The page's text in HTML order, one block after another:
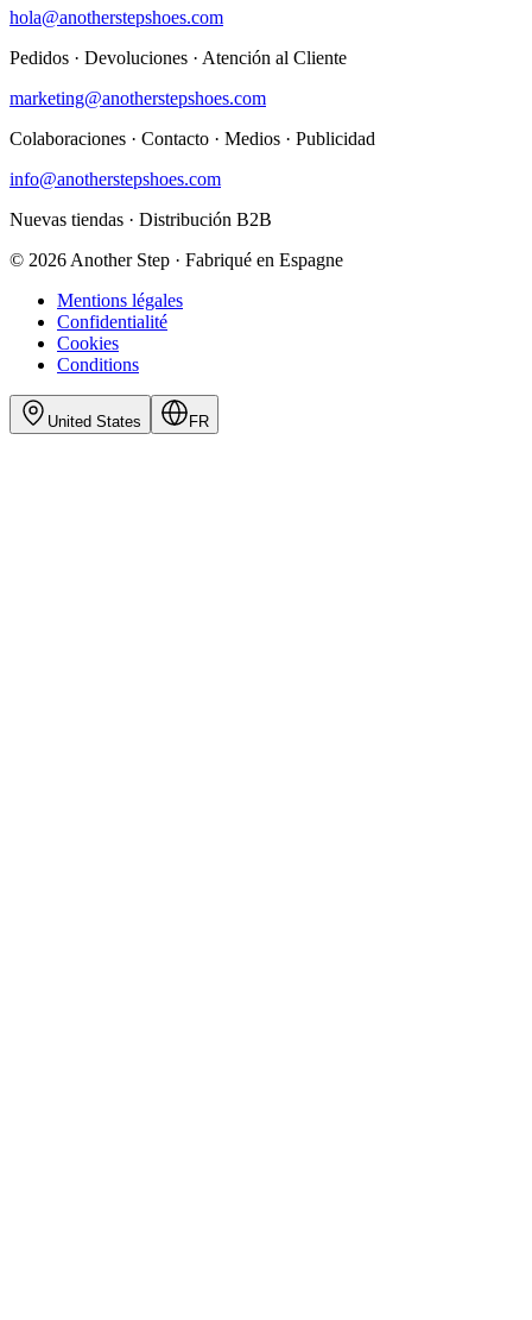
hola@anotherstepshoes.com
Pedidos · Devoluciones · Atención al Cliente
marketing@anotherstepshoes.com
Colaboraciones · Contacto · Medios · Publicidad
info@anotherstepshoes.com
Nuevas tiendas · Distribución B2B
© 2026 Another Step · Fabriqué en Espagne
Mentions légales
Confidentialité
Cookies
Conditions
United States FR